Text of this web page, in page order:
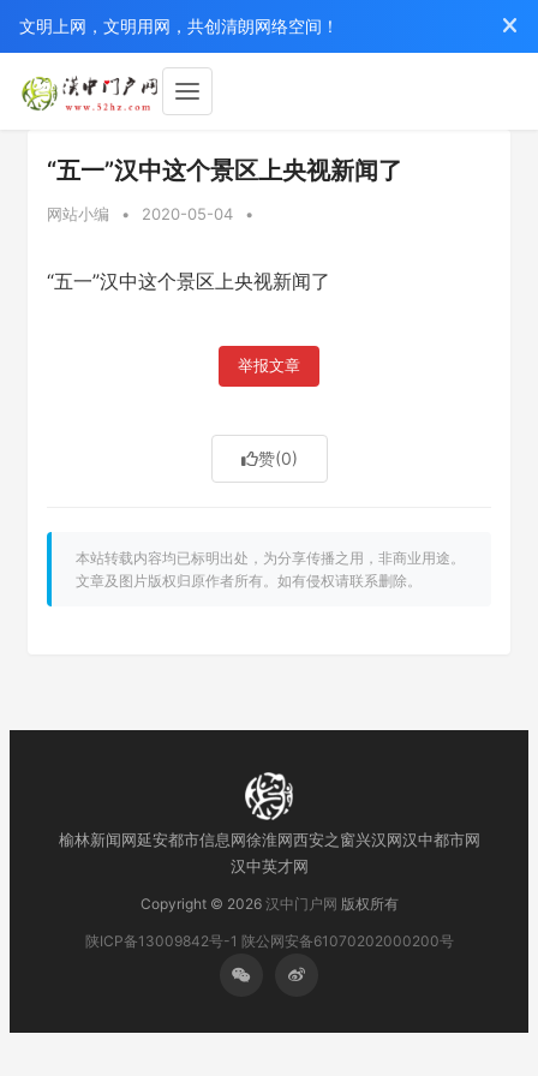
文明上网，文明用网，共创清朗网络空间！
“五一”汉中这个景区上央视新闻了
网站小编 • 2020-05-04 •
“五一”汉中这个景区上央视新闻了
举报文章
赞(0)
本站转载内容均已标明出处，为分享传播之用，非商业用途。
文章及图片版权归原作者所有。如有侵权请联系删除。
榆林新闻网延安都市信息网徐淮网西安之窗兴汉网汉中都市网
汉中英才网
Copyright © 2026 汉中门户网 版权所有
陕ICP备13009842号-1 陕公网安备61070202000200号